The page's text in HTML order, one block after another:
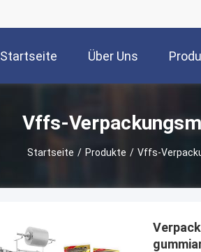
Startseite Über Uns
Vffs-
Startseite / Produkte / Vffs-